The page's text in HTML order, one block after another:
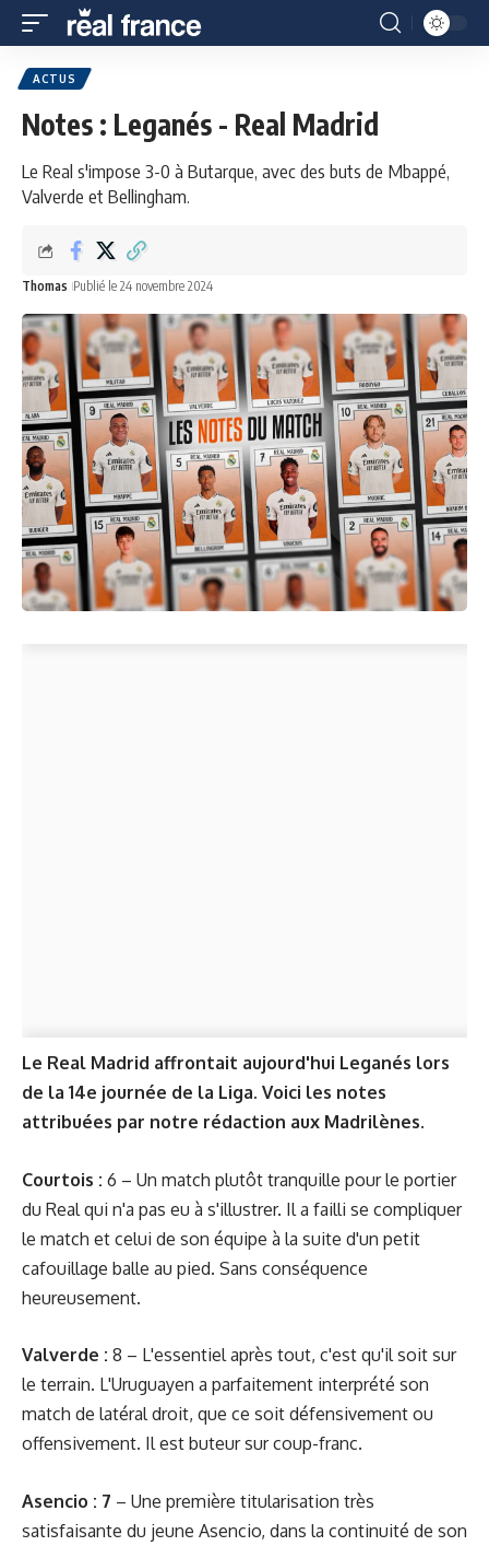
ACTUS
Notes : Leganés - Real Madrid
Le Real s'impose 3-0 à Butarque, avec des buts de Mbappé,
Valverde et Bellingham.
Thomas Publié le 24 novembre 2024
Le Real Madrid affrontait aujourd'hui Leganés lors
de la 14e journée de la Liga. Voici les notes
attribuées par notre rédaction aux Madrilènes.
Courtois : 6 – Un match plutôt tranquille pour le portier
du Real qui n'a pas eu à s'illustrer. Il a failli se compliquer
le match et celui de son équipe à la suite d'un petit
cafouillage balle au pied. Sans conséquence
heureusement.
Valverde : 8 – L'essentiel après tout, c'est qu'il soit sur
le terrain. L'Uruguayen a parfaitement interprété son
match de latéral droit, que ce soit défensivement ou
offensivement. Il est buteur sur coup-franc.
Asencio : 7 – Une première titularisation très
satisfaisante du jeune Asencio, dans la continuité de son